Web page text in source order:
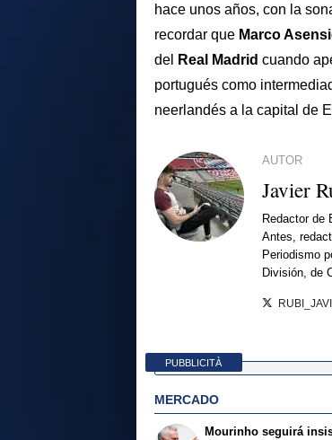
hace unos años, con la
recordar que Marco
del
Real Madrid cuando
portugués como
neerlandés a la capital de
AUTOR
Javier
Redactor de
Antes,
Periodismo
División, de
PUBBLICITÀ
MERCADO
Mourinho seguirá